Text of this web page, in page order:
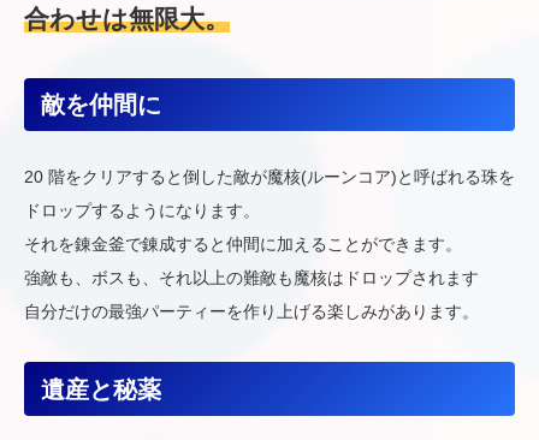
合わせは無限大。
敵を仲間に
20 階をクリアすると倒した敵が魔核(ルーンコア)と呼ばれる珠を
ドロップするようになります。
それを錬金釜で錬成すると仲間に加えることができます。
強敵も、ボスも、それ以上の難敵も魔核はドロップされます
自分だけの最強パーティーを作り上げる楽しみがあります。
遺産と秘薬